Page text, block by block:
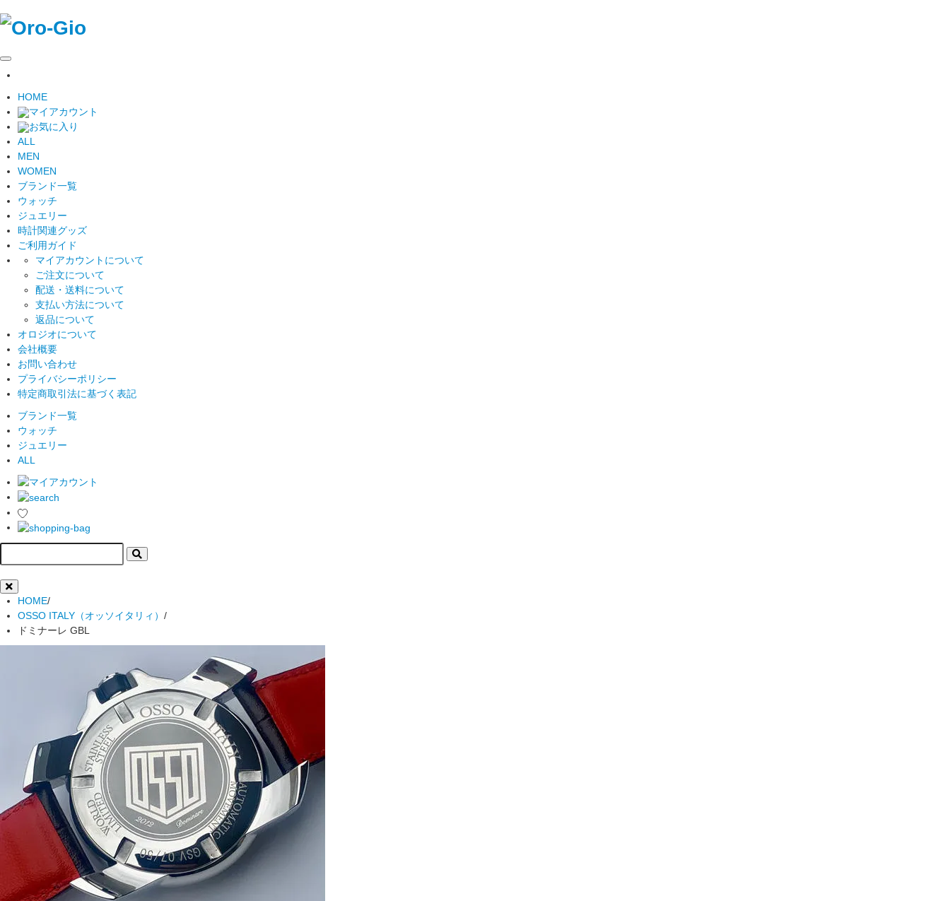
HOME
マイアカウント
お気に入り
ALL
MEN
WOMEN
ブランド一覧
ウォッチ
ジュエリー
時計関連グッズ
ご利用ガイド
マイアカウントについて
ご注文について
配送・送料について
支払い方法について
返品について
オロジオについて
会社概要
お問い合わせ
プライバシーポリシー
特定商取引法に基づく表記
ブランド一覧
ウォッチ
ジュエリー
ALL
HOME/
OSSO ITALY（オッソイタリィ） /
ドミナーレ GBL